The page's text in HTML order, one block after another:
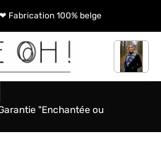
Fabrication 100% belge
"Enchantée ou